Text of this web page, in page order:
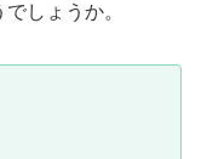
しょうか。